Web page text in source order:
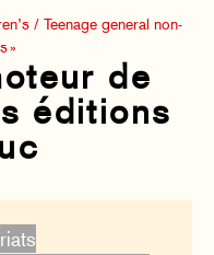
/ Teenage general non-
»
de
éditions